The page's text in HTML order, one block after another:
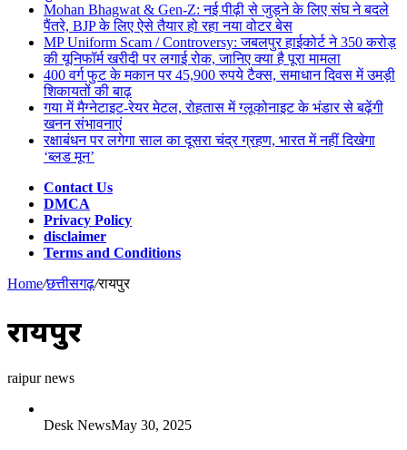
Mohan Bhagwat & Gen-Z: नई पीढ़ी से जुड़ने के लिए संघ ने बदले
पैंतरे, BJP के लिए ऐसे तैयार हो रहा नया वोटर बेस
MP Uniform Scam / Controversy: जबलपुर हाईकोर्ट ने 350 करोड़
की यूनिफॉर्म खरीदी पर लगाई रोक, जानिए क्या है पूरा मामला
400 वर्ग फुट के मकान पर 45,900 रुपये टैक्स, समाधान दिवस में उमड़ी
शिकायतों की बाढ़
गया में मैग्नेटाइट-रेयर मेटल, रोहतास में ग्लूकोनाइट के भंडार से बढ़ेंगी
खनन संभावनाएं
रक्षाबंधन पर लगेगा साल का दूसरा चंद्र ग्रहण, भारत में नहीं दिखेगा
‘ब्लड मून’
Contact Us
DMCA
Privacy Policy
disclaimer
Terms and Conditions
Home/छत्तीसगढ़/रायपुर
रायपुर
raipur news
Desk NewsMay 30, 2025